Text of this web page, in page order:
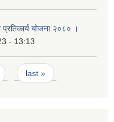
प्रतिकार्य योजना २०८० ।
- 13:13
last »